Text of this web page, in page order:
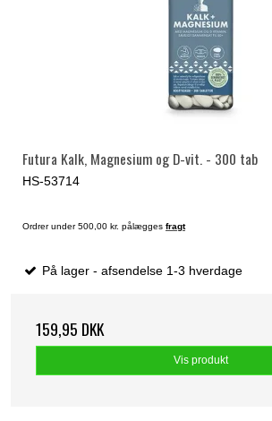
Futura Kalk, Magnesium og D-vit. - 300 tab
HS-53714
Ordrer under 500,00 kr. pålægges fragt
På lager - afsendelse 1-3 hverdage
159,95 DKK
Vis produkt